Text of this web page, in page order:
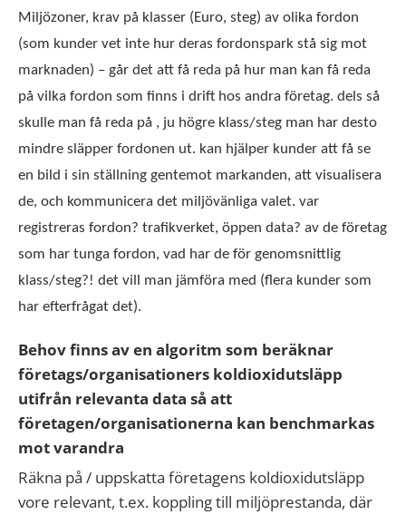
Miljözoner, krav på klasser (Euro, steg) av olika fordon
(som kunder vet inte hur deras fordonspark stå sig mot
marknaden) – går det att få reda på hur man kan få reda
på vilka fordon som finns i drift hos andra företag. dels så
skulle man få reda på , ju högre klass/steg man har desto
mindre släpper fordonen ut. kan hjälper kunder att få se
en bild i sin ställning gentemot markanden, att visualisera
de, och kommunicera det miljövänliga valet. var
registreras fordon? trafikverket, öppen data? av de företag
som har tunga fordon, vad har de för genomsnittlig
klass/steg?! det vill man jämföra med (flera kunder som
har efterfrågat det).
Behov finns av en algoritm som beräknar
företags/organisationers koldioxidutsläpp
utifrån relevanta data så att
företagen/organisationerna kan benchmarkas
mot varandra
Räkna på / uppskatta företagens koldioxidutsläpp
vore relevant, t.ex. koppling till miljöprestanda, där